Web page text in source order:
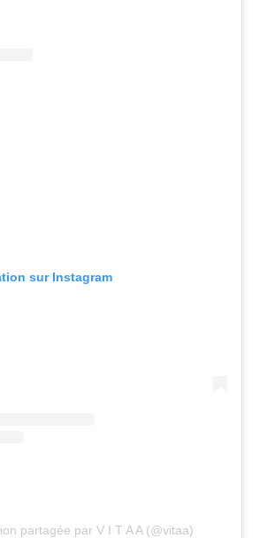
sur Instagram
partagée par V I T A A (@vitaa)